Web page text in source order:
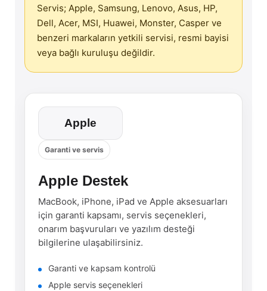
Servis; Apple, Samsung, Lenovo, Asus, HP,
Dell, Acer, MSI, Huawei, Monster, Casper ve
benzeri markaların yetkili servisi, resmi bayisi
veya bağlı kuruluşu değildir.
Apple
Garanti ve servis
Apple Destek
MacBook, iPhone, iPad ve Apple aksesuarları
için garanti kapsamı, servis seçenekleri,
onarım başvuruları ve yazılım desteği
bilgilerine ulaşabilirsiniz.
Garanti ve kapsam kontrolü
Apple servis seçenekleri